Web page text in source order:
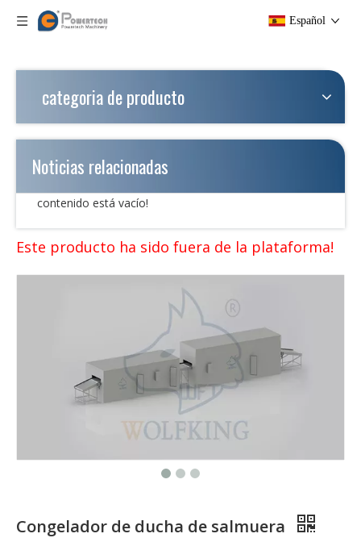
Español
categoria de producto
Noticias relacionadas
contenido está vacío!
Este producto ha sido fuera de la plataforma!
Congelador de ducha de salmuera